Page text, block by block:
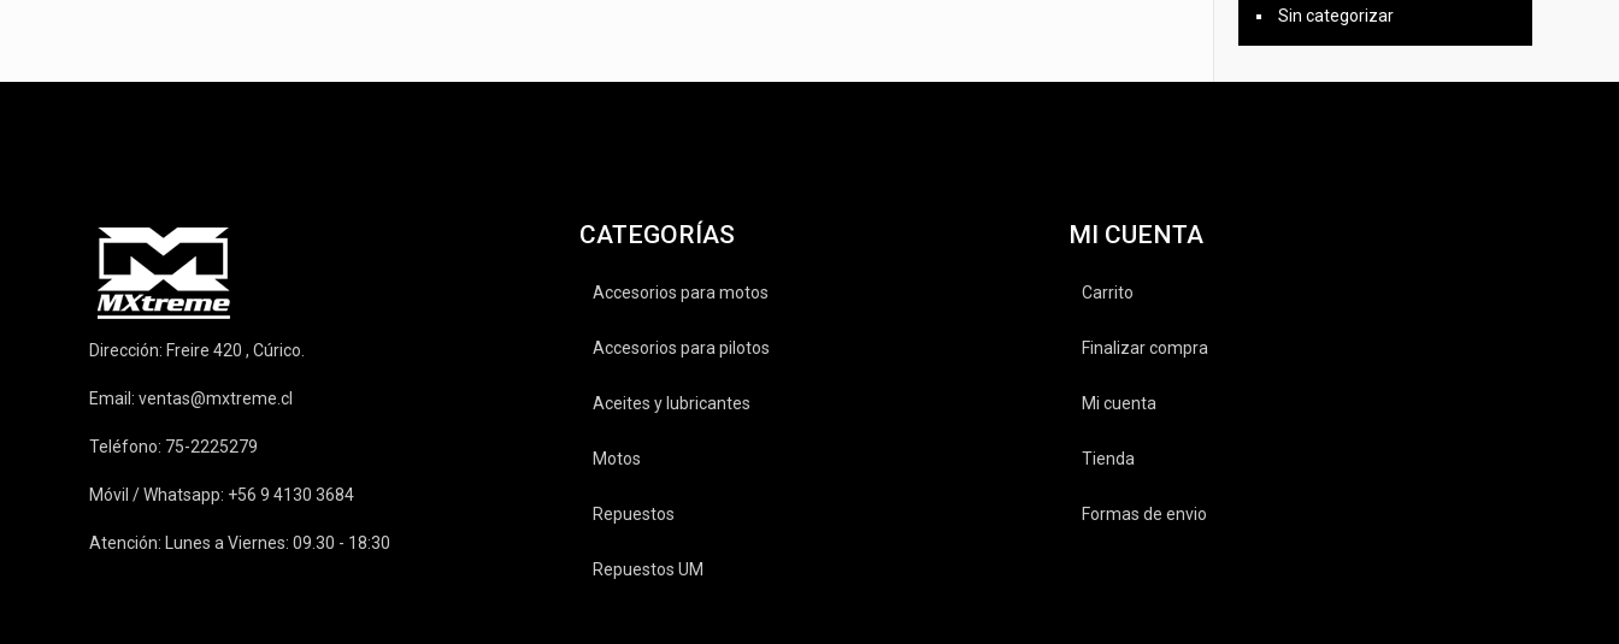
Sin categorizar
Dirección: Freire 420 , Cúrico.
Email:ventas@mxtreme.cl
Teléfono: 75-2225279
Móvil / Whatsapp: +56 9 4130 3684
Atención: Lunes a Viernes: 09.30 - 18:30
CATEGORÍAS
Accesorios para motos
Accesorios para pilotos
Aceites y lubricantes
Motos
Repuestos
Repuestos UM
MI CUENTA
Carrito
Finalizar compra
Mi cuenta
Tienda
Formas de envio